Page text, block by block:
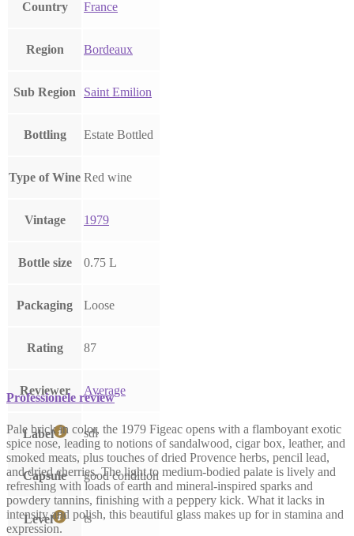
Country France
Region Bordeaux
Sub Region Saint Emilion
Bottling Estate Bottled
Type of Wine Red wine
Vintage 1979
Bottle size 0.75 L
Packaging Loose
Rating 87
Reviewer Average
Label sdl
Capsule good condition
Level ts
Professionele review
Pale brick in color, the 1979 Figeac opens with a flamboyant exotic
spice nose, leading to notions of sandalwood, cigar box, leather, and
smoked meats, plus touches of dried Provence herbs, pencil lead,
and dried cherries. The light to medium-bodied palate is lively and
refreshing with loads of earth and mineral-inspired sparks and
powdery tannins, finishing with a peppery kick. What it lacks in
intensity and polish, this beautiful glass makes up for in stamina and
expression.